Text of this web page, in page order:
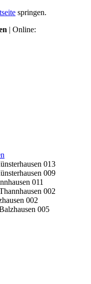
springen.
| Online: